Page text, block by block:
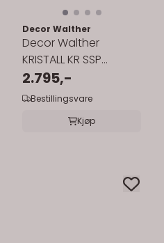
Decor Walther
Decor Walther
KRISTALL KR SSP
såpedispenser - krom
pumpe
2.795,-
Bestillingsvare
Kjøp